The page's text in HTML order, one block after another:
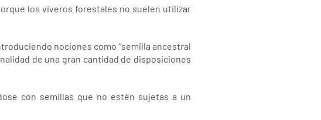
los viveros forestales no suelen utilizar
nociones como “semilla ancestral
de una gran cantidad de disposiciones
con semillas que no estén sujetas a un